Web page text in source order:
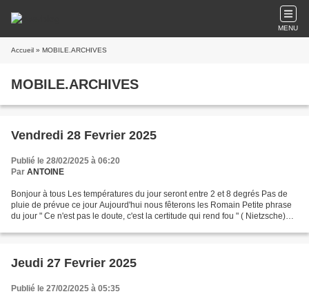
MENU
Accueil » MOBILE.ARCHIVES
MOBILE.ARCHIVES
Vendredi 28 Fevrier 2025
Publié le 28/02/2025 à 06:20
Par ANTOINE
Bonjour à tous Les températures du jour seront entre 2 et 8 degrés Pas de
pluie de prévue ce jour Aujourd'hui nous fêterons les Romain Petite phrase
du jour " Ce n'est pas le doute, c'est la certitude qui rend fou " ( Nietzsche)
Jeudi 27 Fevrier 2025
Publié le 27/02/2025 à 05:35